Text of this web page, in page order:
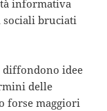
informativa
sociali bruciati
idee
delle
forse maggiori